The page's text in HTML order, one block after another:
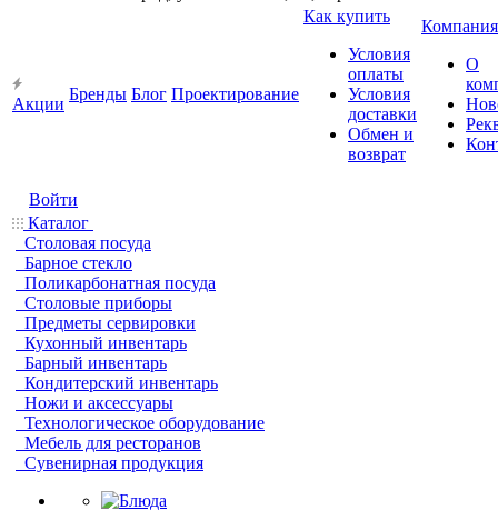
Акции
Бренды Блог Проектирование
Как купить
Условия
оплаты
Условия
доставки
Обмен и
возврат
Компания
О
Войти
Каталог
Столовая посуда
Барное стекло
Поликарбонатная посуда
Столовые приборы
Предметы сервировки
Кухонный инвентарь
Барный инвентарь
Кондитерский инвентарь
Ножи и аксессуары
Технологическое оборудование
Мебель для ресторанов
Сувенирная продукция